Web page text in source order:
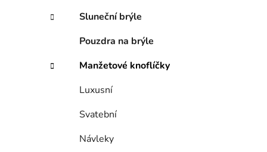
Sluneční brýle
Pouzdra na brýle
Manžetové knoflíčky
Luxusní
Svatební
Návleky